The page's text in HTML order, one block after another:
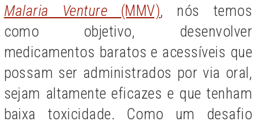
Malaria Venture (MMV), nós temos
como objetivo, desenvolver
medicamentos baratos e acessíveis que
possam ser administrados por via oral,
sejam altamente eficazes e que tenham
baixa toxicidade. Como um desafio